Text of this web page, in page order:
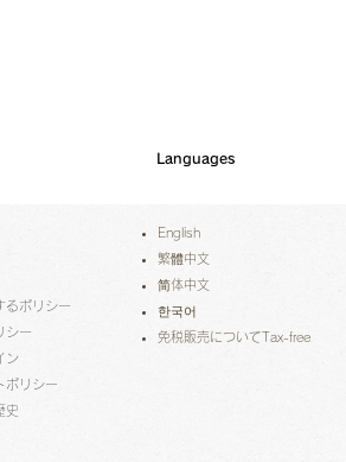
るポリシー
シー
ン
ポリシー
史
Languages
English
繁體中文
简体中文
한국어
免税販売についてTax-free​